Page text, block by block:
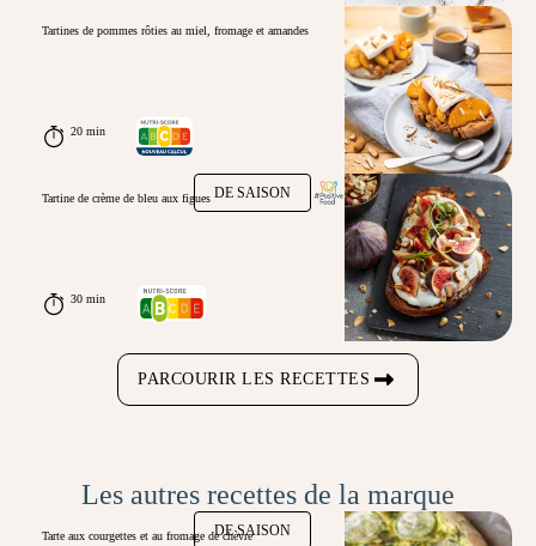
Tartines de pommes rôties au miel, fromage et amandes
20 min
DE SAISON
Tartine de crème de bleu aux figues
30 min
PARCOURIR LES RECETTES
Les autres recettes de la marque
DE SAISON
Tarte aux courgettes et au fromage de chèvre